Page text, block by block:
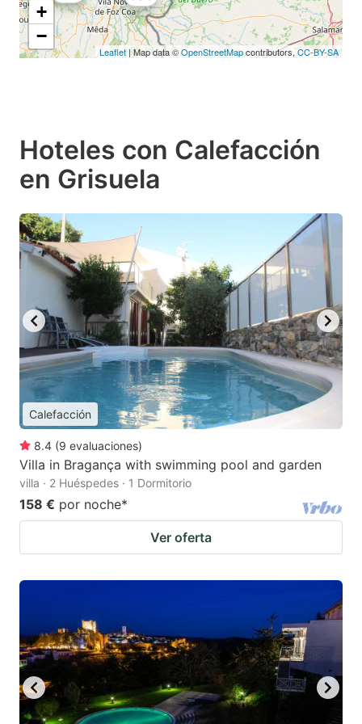
+
−
Leaflet | Map data ©OpenStreetMapcontributors, CC-BY-SA
Hoteles con Calefacción
en Grisuela
Calefacción
8.4 (9 evaluaciones)
Villa in Bragança with swimming pool and garden
villa · 2 Huéspedes · 1 Dormitorio
158 € por noche*
Ver oferta